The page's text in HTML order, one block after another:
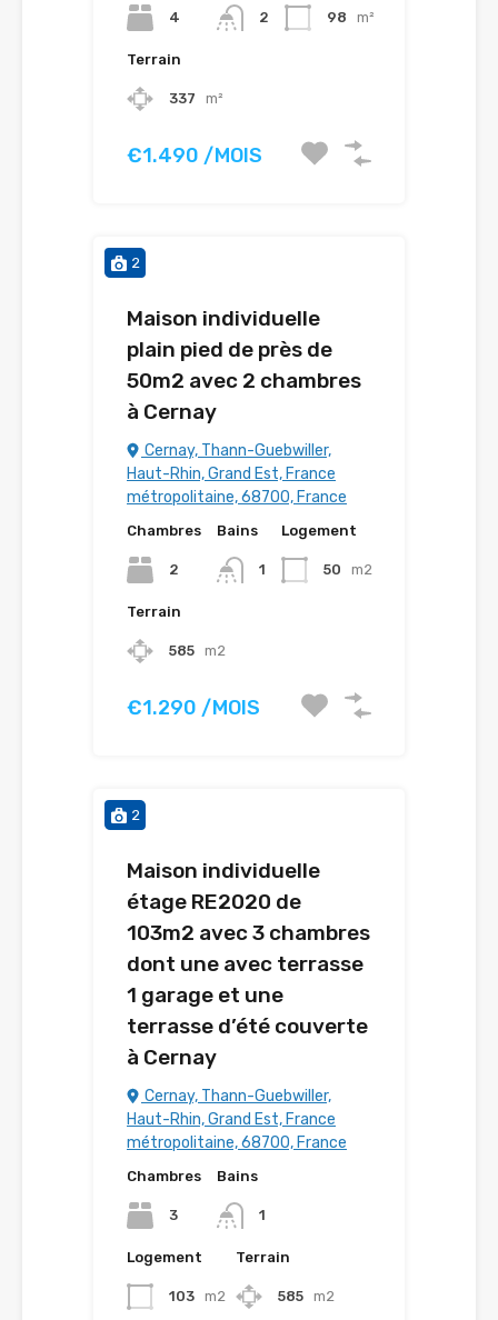
4 2 98 m²
Terrain
337 m²
€1.490 /MOIS
2
Maison individuelle
plain pied de près de
50m2 avec 2 chambres
à Cernay
Cernay, Thann-Guebwiller,
Haut-Rhin, Grand Est, France
métropolitaine, 68700, France
Chambres
2
Bains
1
Logement
50 m2
Terrain
585 m2
€1.290 /MOIS
2
Maison individuelle
étage RE2020 de
103m2 avec 3 chambres
dont une avec terrasse
1 garage et une
terrasse d’été couverte
à Cernay
Cernay, Thann-Guebwiller,
Haut-Rhin, Grand Est, France
métropolitaine, 68700, France
Chambres
3
Bains
1
Logement
103 m2
Terrain
585 m2